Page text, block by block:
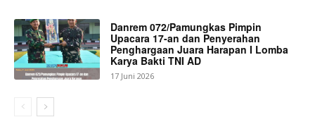
Danrem 072/Pamungkas Pimpin
Upacara 17-an dan Penyerahan
Penghargaan Juara Harapan I Lomba
Karya Bakti TNI AD
17 Juni 2026